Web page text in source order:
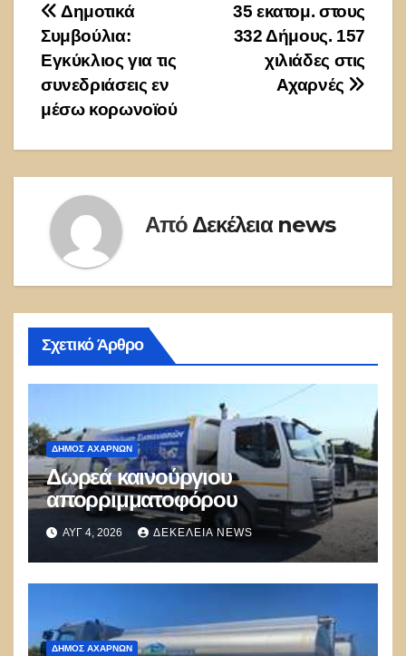
Πλοήγηση
άρθρων
35 εκατομ. στους
332 Δήμους. 157
χιλιάδες στις
Αχαρνές
Δημοτικά
Συμβούλια:
Εγκύκλιος για τις
συνεδριάσεις εν
μέσω κορωνοϊού
Από Δεκέλεια news
Σχετικό Άρθρο
ΔΉΜΟΣ ΑΧΑΡΝΏΝ
Δωρεά καινούργιου
απορριμματοφόρου
ΑΥΓ 4, 2026 ΔΕΚΈΛΕΙΑ NEWS
ΔΉΜΟΣ ΑΧΑΡΝΏΝ